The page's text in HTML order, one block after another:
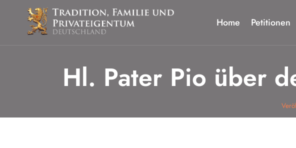
springen
Home Petitionen
Hl. Pater Pio über